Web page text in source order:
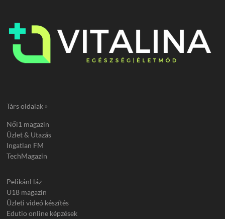
Társ oldalak »
Női1 magazin
Üzlet & Utazás
Ingatlan FM
TechMagazin
PelikánHáz
U18 magazin
Üzleti videó készítés
Edutio online képzések